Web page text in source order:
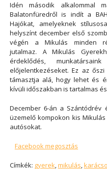
Idén második alkalommal
Balatonfüredről is indít a
Hajókat, amelyeknek
helyszínt december első
végén a Mikulás minden
jutalmaz. A Mikulás
érdeklődés,
előjelentkezéseket. Ez az
támasztja alá, hogy lehet és
kívüli időszakban is tartalmas
December 6-án a Szántódrév
üzemelő kompokon kis
autósokat.
Facebook megosztás
Címkék: gyerek,mikulás,